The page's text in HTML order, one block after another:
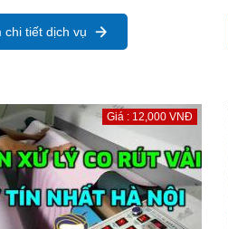
chi tiết dịch vụ
Giá : 12,000 VNĐ